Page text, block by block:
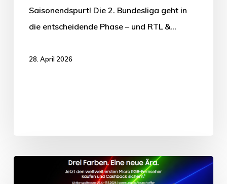
Saisonendspurt! Die 2. Bundesliga geht in
die entscheidende Phase – und RTL &…
28. April 2026